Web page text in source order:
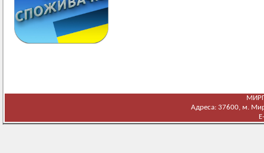
Адреса: 37600, м.